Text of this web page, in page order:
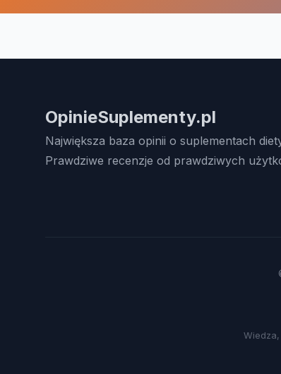
OpinieSuplementy.pl
Największa baza opinii o suplementach
Prawdziwe recenzje od prawdziwych